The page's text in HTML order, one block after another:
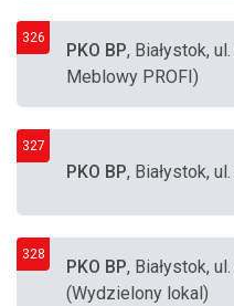
326
PKO BP, Białystok,
Meblowy PROFI)
327
PKO BP, Białystok,
328
PKO BP, Białystok,
(Wydzielony lokal)